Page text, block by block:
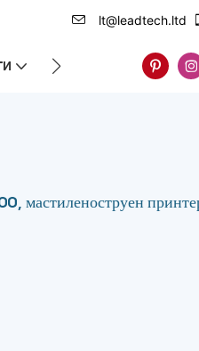
lt@leadtech.ltd
ЗА НАС
мастиленоструен